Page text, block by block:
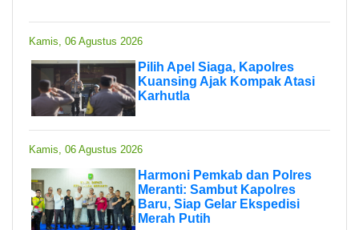
Kamis, 06 Agustus 2026
Pilih Apel Siaga, Kapolres
Kuansing Ajak Kompak Atasi
Karhutla
Kamis, 06 Agustus 2026
Harmoni Pemkab dan Polres
Meranti: Sambut Kapolres
Baru, Siap Gelar Ekspedisi
Merah Putih